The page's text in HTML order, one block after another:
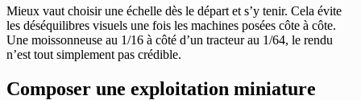
Mieux vaut choisir une échelle dès le départ et s’y tenir. Cela évite
les déséquilibres visuels une fois les machines posées côte à côte.
Une moissonneuse au 1/16 à côté d’un tracteur au 1/64, le rendu
n’est tout simplement pas crédible.
Composer une exploitation miniature